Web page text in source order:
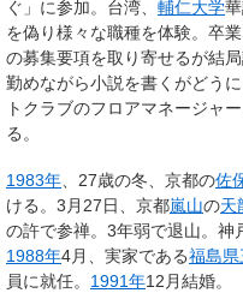
ぐ」に参加。台湾、 輔仁大学
を偽り様々な職種を体験。卒
の募集要項を取り寄せるが結局
勤めながら小説を書くがどう
トクラブのフロアマネージャ
る。
1983年、27歳の冬、京都の佐
ける。3月27日、京都嵐山の天
の許で参禅。3年弱で退山。神
1988年4月、実家である福島県
員に就任。 1991年12月結婚。